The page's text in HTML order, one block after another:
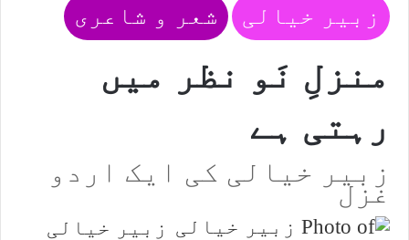
زبیر خیالی
شعر و شاعری
منزلِ نَو نظر میں
رہتی ہے
زبیر خیالی کی ایک اردو
غزل
زبیر خیالی